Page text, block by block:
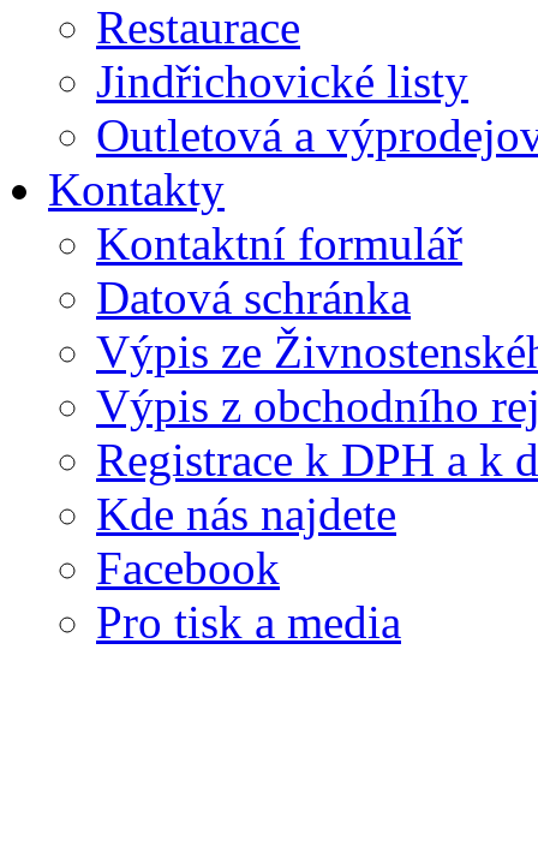
Restaurace
Jindřichovické listy
Outletová a
Kontakty
Kontaktní formulář
Datová schránka
Výpis ze
Výpis z obchodního
Registrace k DPH a k
Kde nás najdete
Facebook
Pro tisk a media